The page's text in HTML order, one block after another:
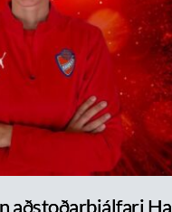
aðstoðarþjálfari